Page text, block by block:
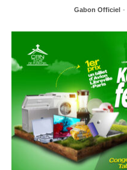
Gabon Officiel -